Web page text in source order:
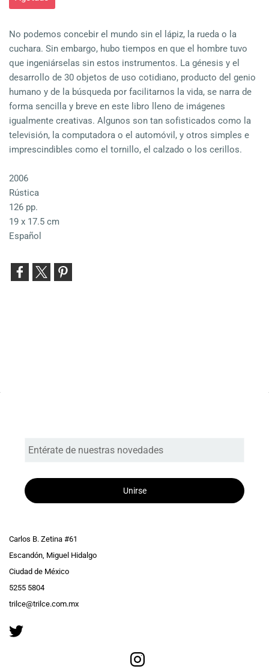
No podemos concebir el mundo sin el lápiz, la rueda o la
cuchara. Sin embargo, hubo tiempos en que el hombre tuvo
que ingeniárselas sin estos instrumentos. La génesis y el
desarrollo de 30 objetos de uso cotidiano, producto del genio
humano y de la búsqueda por facilitarnos la vida, se narra de
forma sencilla y breve en este libro lleno de imágenes
igualmente creativas. Algunos son tan sofisticados como la
televisión, la computadora o el automóvil, y otros simples e
imprescindibles como el tornillo, el calzado o los cerillos.
2006
Rústica
126 pp.
19 x 17.5 cm
Español
Unirse
Carlos B. Zetina #61
Escandón, Miguel Hidalgo
Ciudad de México
5255 5804
trilce@trilce.com.mx